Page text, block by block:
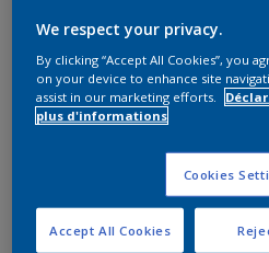
Add to
Trouver
Ajouter au
Voir la couleur dans votre
We respect your privacy.
By clicking “Accept All Cookies”, you
on your device to enhance site
assist in our marketing efforts.
plus d'informations
Cookies
Accept All Cookies